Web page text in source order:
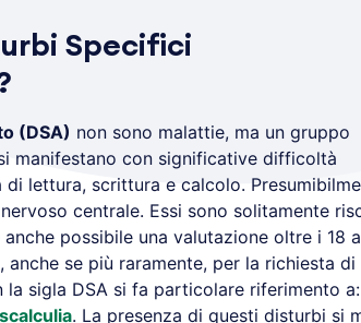
Specifici
(DSA) non sono malattie, ma un gruppo
manifestano con significative difficoltà
di lettura, scrittura e calcolo.
centrale. Essi sono solitamente
anche possibile una valutazione oltre i 18
se più raramente, per la richiesta di
sigla DSA si fa particolare riferimento a:
. La presenza di questi disturbi si